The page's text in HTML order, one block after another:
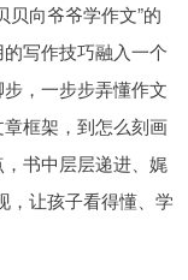
贝向爷爷学作文”的
写作技巧融入一个
，一步步弄懂作文
框架，到怎么刻画
书中层层递进、娓
，让孩子看得懂、学